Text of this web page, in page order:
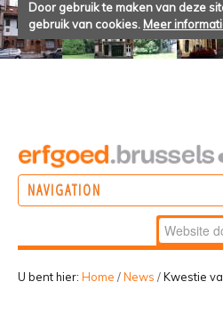
Door gebruik te maken van deze
gebruik van cookies. Meer
NAVIGATION
Zoek
zoeken...
U bent hier: Home /News /Kwestie